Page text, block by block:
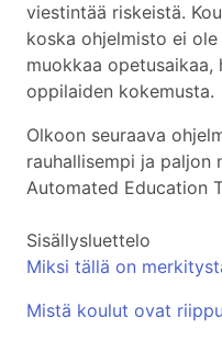
viestintää riskeistä.
koska ohjelmisto ei
muokkaa
oppilaiden kokemusta.
Olkoon seuraava
rauhallisempi ja paljon
Automated Education
Sisällysluettelo
Miksi tällä on
Mistä koulut ovat